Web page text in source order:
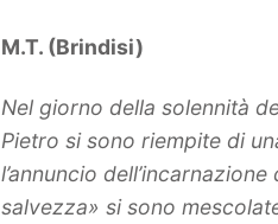
M.T. (Brindisi)
Nel giorno della solennità
Pietro si sono riempite di
l’annuncio
salvezza» si sono